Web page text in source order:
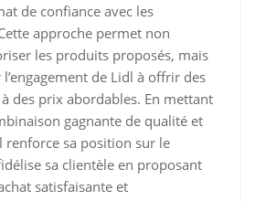
de confiance avec les
approche permet non
les produits proposés, mais
de Lidl à offrir des
des prix abordables. En mettant
gagnante de qualité et
renforce sa position sur le
sa clientèle en proposant
satisfaisante et